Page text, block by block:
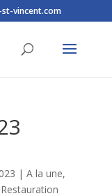
vincent.com
| A la une,
Restauration